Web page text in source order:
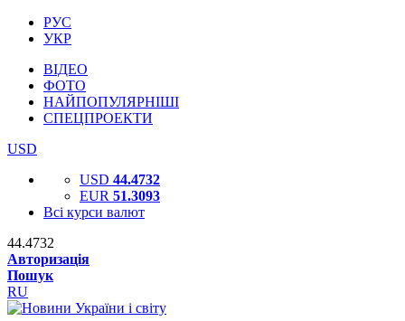
РУС
УКР
ВІДЕО
ФОТО
НАЙПОПУЛЯРНІШІ
СПЕЦПРОЕКТИ
USD
USD 44.4732
EUR 51.3093
Всі курси валют
44.4732
Авторизація
Пошук
RU